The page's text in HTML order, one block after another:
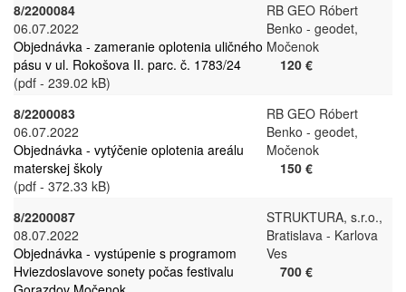
8/2200084
06.07.2022
Objednávka - zameranie oplotenia uličného
pásu v ul. Rokošova II. parc. č. 1783/24
(pdf - 239.02 kB)
RB GEO Róbert
Benko - geodet,
Močenok
120 €
8/2200083
06.07.2022
Objednávka - vytýčenie oplotenia areálu
materskej školy
(pdf - 372.33 kB)
RB GEO Róbert
Benko - geodet,
Močenok
150 €
8/2200087
08.07.2022
Objednávka - vystúpenie s programom
Hviezdoslavove sonety počas festivalu
STRUKTURA, s.r.o.,
Bratislava - Karlova
Ves
700 €